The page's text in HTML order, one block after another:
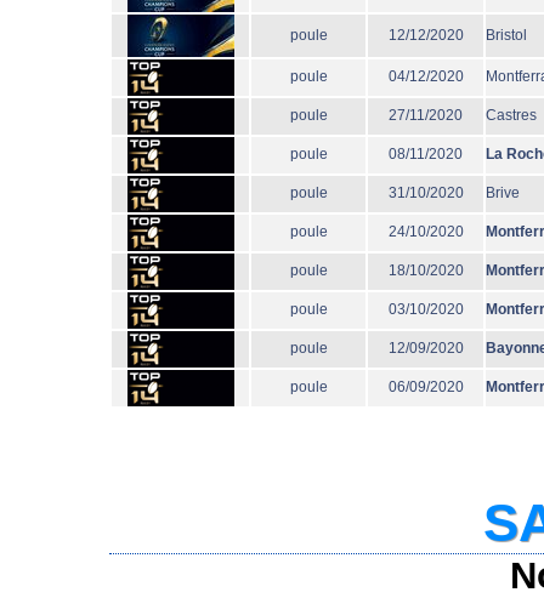
poule 12/12/2020 Bristol
poule 04/12/2020
poule 27/11/2020 Castres
poule 08/11/2020 La
poule 31/10/2020 Brive
poule 24/10/2020
poule 18/10/2020
poule 03/10/2020
poule 12/09/2020
poule 06/09/2020